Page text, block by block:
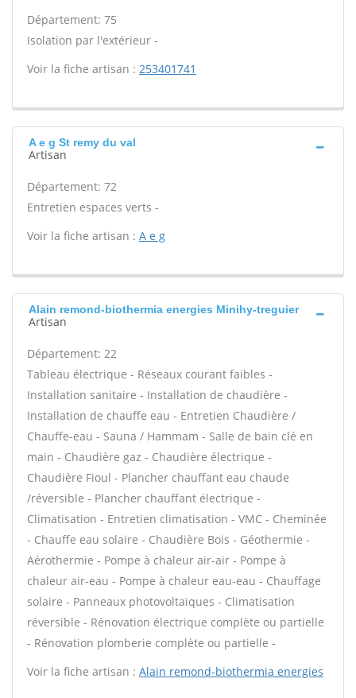
Département: 75
Isolation par l'extérieur -
Voir la fiche artisan : 253401741
A e g St remy du val
Artisan
Département: 72
Entretien espaces verts -
Voir la fiche artisan : A e g
Alain remond-biothermia energies Minihy-treguier
Artisan
Département: 22
Tableau électrique - Réseaux courant faibles -
Installation sanitaire - Installation de chaudière -
Installation de chauffe eau - Entretien Chaudière /
Chauffe-eau - Sauna / Hammam - Salle de bain clé en
main - Chaudière gaz - Chaudière électrique -
Chaudière Fioul - Plancher chauffant eau chaude
/réversible - Plancher chauffant électrique -
Climatisation - Entretien climatisation - VMC - Cheminée
- Chauffe eau solaire - Chaudière Bois - Géothermie -
Aérothermie - Pompe à chaleur air-air - Pompe à
chaleur air-eau - Pompe à chaleur eau-eau - Chauffage
solaire - Panneaux photovoltaïques - Climatisation
réversible - Rénovation électrique complète ou partielle
- Rénovation plomberie complète ou partielle -
Voir la fiche artisan : Alain remond-biothermia energies